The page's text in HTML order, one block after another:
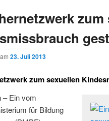
zum
23. Juli 2013
zum sexuellen
– Ein vom
für Bildung